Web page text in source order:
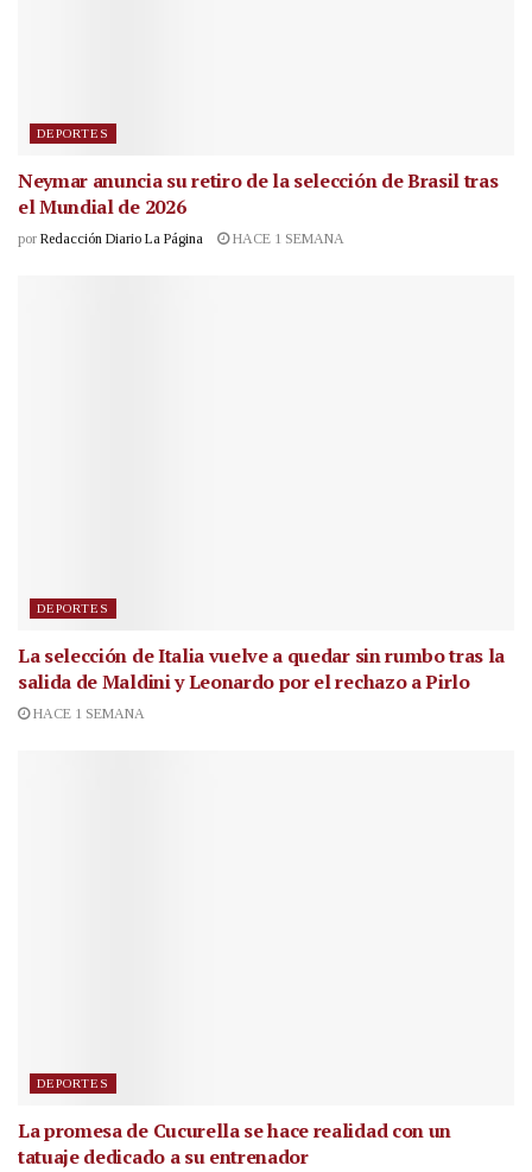
DEPORTES
Neymar anuncia su retiro de la selección de Brasil tras
el Mundial de 2026
por Redacción Diario La Página HACE 1 SEMANA
DEPORTES
La selección de Italia vuelve a quedar sin rumbo tras la
salida de Maldini y Leonardo por el rechazo a Pirlo
HACE 1 SEMANA
DEPORTES
La promesa de Cucurella se hace realidad con un
tatuaje dedicado a su entrenador